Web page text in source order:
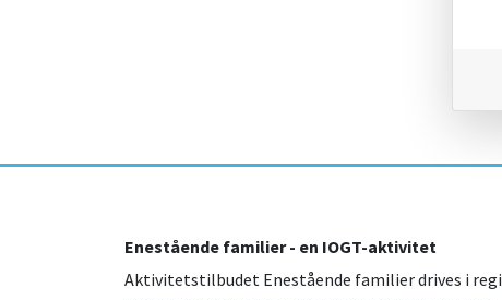
Enestående familier - en IOGT-aktivitet
Aktivitetstilbudet Enestående familier drives i regi